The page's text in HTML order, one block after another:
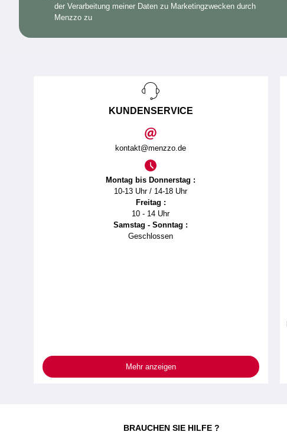
der Verarbeitung meiner Daten zu Marketingzwecken durch
Menzzo zu
KUNDENSERVICE
kontakt@menzzo.de
Montag bis Donnerstag :
10-13 Uhr / 14-18 Uhr
Freitag :
10 - 14 Uhr
Samstag - Sonntag :
Geschlossen
Mehr anzeigen
BRAUCHEN SIE HILFE ?